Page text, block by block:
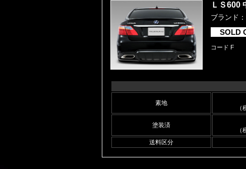
ＬＳ600
ブランド
SOLD
コード F
素地
塗装済
送料区分